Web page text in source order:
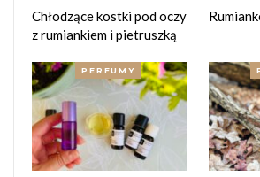
fot. żel aloesowy
Antybakteryjny żel aloesowy z
Chłodzące kostki pod oczy
z rumiankiem i pietruszką
PERFUMY